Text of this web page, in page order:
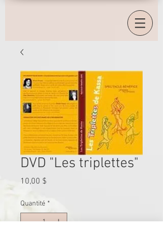
DVD "Les triplettes"
10,00 $
Quantité *